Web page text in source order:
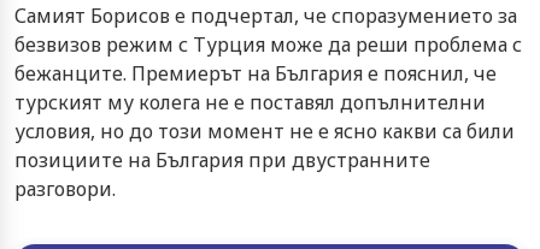
Самият Борисов е подчертал, че споразумението за
безвизов режим с Турция може да реши проблема с
бежанците. Премиерът на България е пояснил, че
турският му колега не е поставял допълнителни
условия, но до този момент не е ясно какви са били
позициите на България при двустранните
разговори.